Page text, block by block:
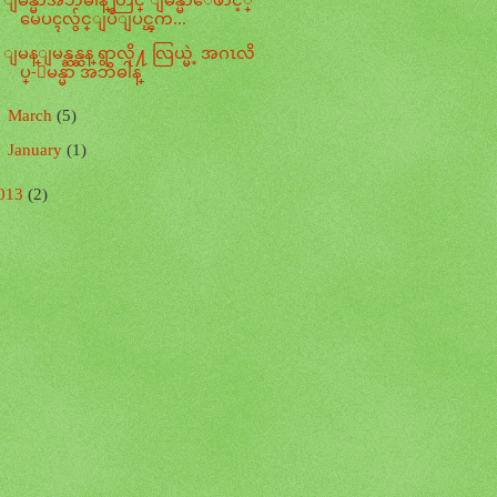
မေပၚလွ်င္ျပဳျပင္ၾက...
ျမန္ျမန္ဆန္ဆန္ ရွာလို႔ လြယ္မဲ့ အဂၤလိ
ပ္-ျမန္မာ အဘိဓါန္
March(5)
January (1)
(2)